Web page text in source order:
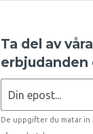
Ta del av
De uppgifter du matar in